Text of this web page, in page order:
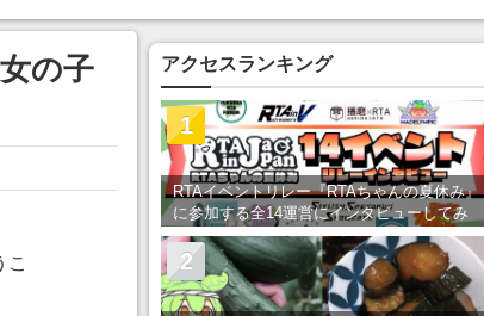
の子
アクセスランキング
RTAイベントリレー『RTAちゃんの夏休み』
に参加する全14運営にインタビューしてみ
た！ 「RTA in Japan」のチャンネルの貸し
出しを利用し8/9から1週間にわたって開催
1
2